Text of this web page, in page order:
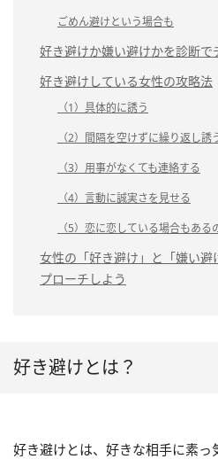
ごめん避けという場合も
好き避けか嫌い避けかを診断で
好き避けしている女性の攻略法
（1）具体的に誘う
（2）間隔を空けずに繰り返し誘
（3）用事がなくても連絡する
（4）言動に誠実さを見せる
（5）恋に恋している場合もあ
女性の「好き避け」と「嫌い
プローチしよう
好き避けとは？
好き避けとは、好きな相手に素っ